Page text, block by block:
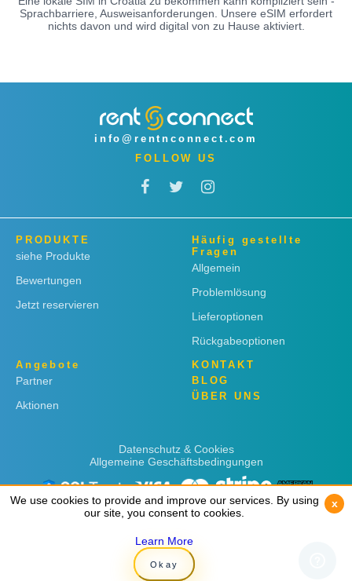
Sprachbarriere, Ausweisanforderungen. Unsere eSIM erfordert
nichts davon und wird digital von zu Hause aktiviert.
info@rentnconnect.com
FOLLOW US
PRODUKTE
siehe Produkte
Bewertungen
Jetzt reservieren
Häufig gestellte
Fragen
Allgemein
Problemlösung
Lieferoptionen
Rückgabeoptionen
Angebote
Partner
Aktionen
KONTAKT
BLOG
ÜBER UNS
Datenschutz & Cookies
Allgemeine Geschäftsbedingungen
Copyright © 2019 Rent 'n Connect
We use cookies to provide and improve our services. By using
our site, you consent to cookies.
Learn More
Okay
x
We use cookies to provide and improve our services. By using
our site, you consent to cookies.
Learn More
Okay
x